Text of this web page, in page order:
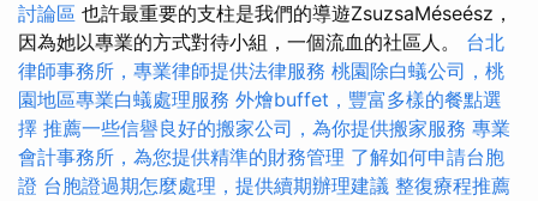
討論區 也許最重要的支柱是我們的導遊ZsuzsaMéseész，
因為她以專業的方式對待小組，一個流血的社區人。 台北
律師事務所，專業律師提供法律服務 桃園除白蟻公司，桃
園地區專業白蟻處理服務 外燴buffet，豐富多樣的餐點選
擇 推薦一些信譽良好的搬家公司，為你提供搬家服務 專業
會計事務所，為您提供精準的財務管理 了解如何申請台胞
證 台胞證過期怎麼處理，提供續期辦理建議 整復療程推薦